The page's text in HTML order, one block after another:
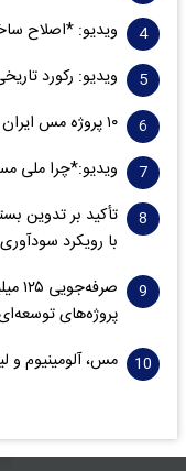
ویدیو: *اصلاح
ویدیو: رکورد
۱۰ پروژه مس ایران در میان ۵۱ پروژه توسعه‌ای مس جهان
ویدیو:*چرا ملی
تأکید بر تدوین
با رویکرد
پروژه‌های
مس، آلومینیوم و